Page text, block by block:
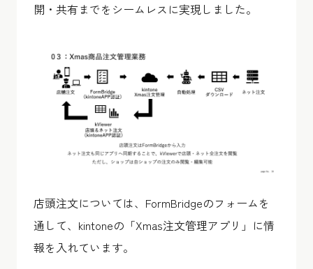
開・共有までをシームレスに実現しました。
店頭注文については、FormBridgeのフォームを
通して、kintoneの「Xmas注文管理アプリ」に情
報を入れています。